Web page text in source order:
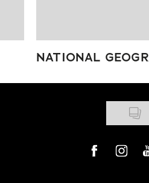
NATIONAL
Visit us onVisit us